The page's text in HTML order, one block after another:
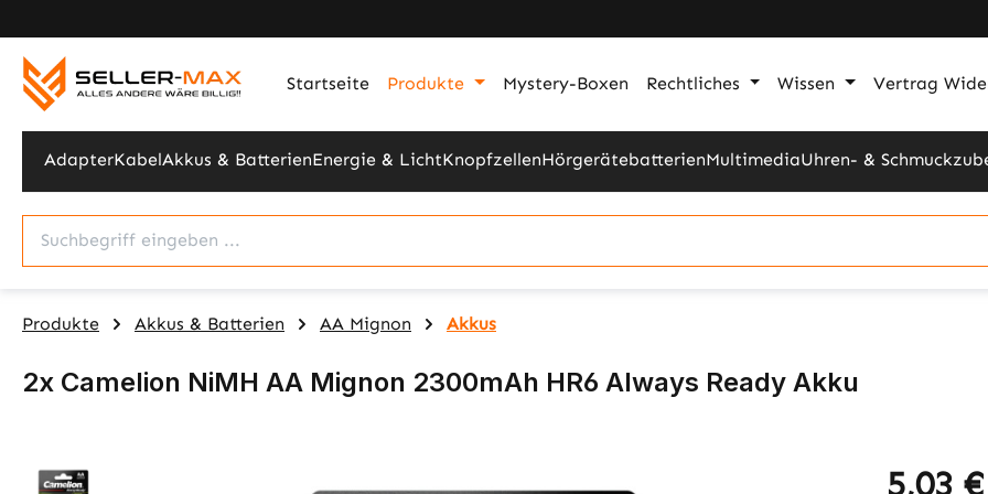
Startseite Produkte Mystery-Boxen Rechtliches Wissen Vertrag
AdapterKabelAkkus & BatterienEnergie & LichtKnopfzellenHörgerätebatterienMultimediaUhren- &
Produkte Akkus & Batterien AA Mignon Akkus
2x Camelion NiMH AA Mignon 2300mAh HR6 Always Ready Akku
Bildergalerie überspringen Regulärer
5,03 €